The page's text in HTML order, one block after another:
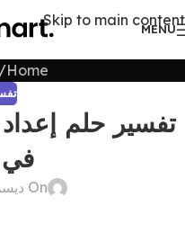
Skip to main content
MENU
Home
تفسير حلم
في
On ديسمبر 22, 2024